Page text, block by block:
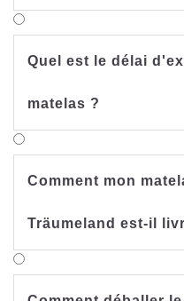
Quel est le délai
matelas ?
Comment mon
Träumeland est-il